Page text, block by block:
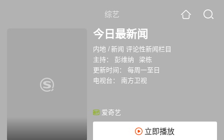
综艺
今日最新闻
内地 /新闻 评论性新闻栏目
主持：
彭维纳
梁栋
更新时间：
每周一至日
电视台：
南方卫视
爱奇艺
立即播放